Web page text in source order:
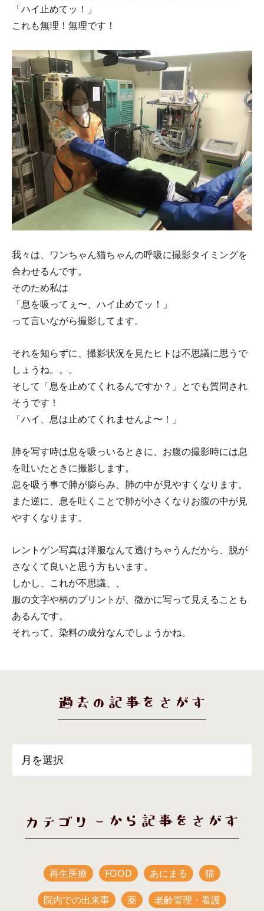
「ハイ止めてッ！」
これも無理！無理です！
我々は、ワンちゃん猫ちゃんの呼吸に撮影タイミングを
合わせるんです。
そのため私は
「息を吸ってぇ〜、ハイ止めてッ！」
って言いながら撮影してます。
それを知らずに、撮影状況を見たヒトは不思議に思うで
しょうね。。。
そして「息を止めてくれるんですか？」とでも質問され
そうです！
「ハイ、息は止めてくれませんよ〜！」
肺を写す時は息を吸っいるときに、お腹の撮影時には息
を吐いたときに撮影します。
息を吸う事で肺が膨らみ、肺の中が見やすくなります。
また逆に、息を吐くことで肺が小さくなりお腹の中が見
やすくなります。
レントゲン写真は洋服なんて透けちゃうんだから、脱が
さなくて良いと思う方もいます。
しかし、これが不思議、、
服の文字や柄のプリントが、微かに写って見えることも
あるんです。
それって、染料の成分なんでしょうかね。
過去の記事をさがす
カテゴリーから記事をさがす
再生医療 FOOD あにまる 猫
院内での出来事 薬 老齢管理・看護